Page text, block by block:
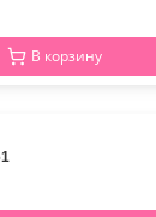
В корзину